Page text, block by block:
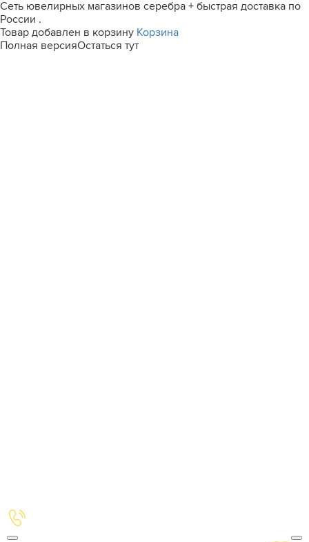
Сеть ювелирных магазинов серебра + быстрая доставка по
России .
Товар добавлен в корзину Корзина
Полная версияОстаться тут